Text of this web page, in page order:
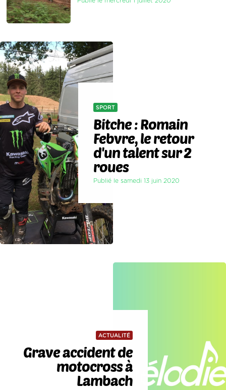
SPORT
Bitche : Romain
Febvre, le retour
d'un talent sur 2
roues
Publié le samedi 13 juin 2020
ACTUALITÉ
Grave accident de
motocross à
Lambach